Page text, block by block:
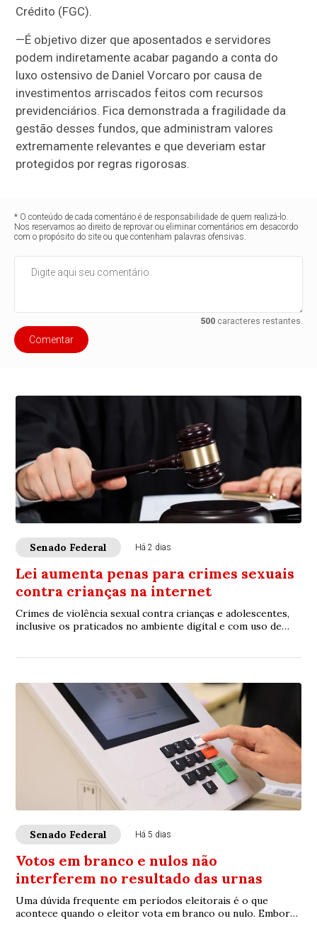
Crédito (FGC).
—É objetivo dizer que aposentados e servidores
podem indiretamente acabar pagando a conta do
luxo ostensivo de Daniel Vorcaro por causa de
investimentos arriscados feitos com recursos
previdenciários. Fica demonstrada a fragilidade da
gestão desses fundos, que administram valores
extremamente relevantes e que deveriam estar
protegidos por regras rigorosas.
* O conteúdo de cada comentário é de responsabilidade de quem realizá-lo.
Nos reservamos ao direito de reprovar ou eliminar comentários em desacordo
com o propósito do site ou que contenham palavras ofensivas.
500caracteres restantes.
Comentar
Senado Federal Há 2 dias
Lei aumenta penas para crimes sexuais
contra crianças na internet
Crimes de violência sexual contra crianças e adolescentes,
inclusive os praticados no ambiente digital e com uso de
Senado Federal Há 5 dias
Votos em branco e nulos não
interferem no resultado das urnas
Uma dúvida frequente em períodos eleitorais é o que
acontece quando o eleitor vota em branco ou nulo. Embora